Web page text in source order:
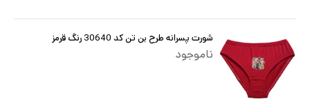
شورت پسرانه طرح بن تن کد 30640 رنگ قرمز
ناموجود